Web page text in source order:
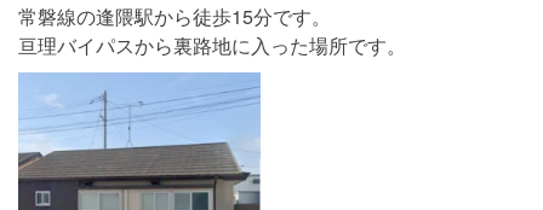
常磐線の逢隈駅から徒歩15分です。
亘理バイパスから裏路地に入った場所です。